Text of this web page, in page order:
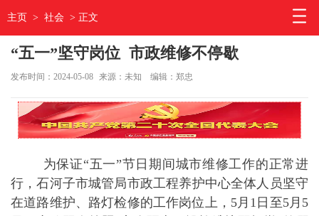
主页 > 社会 > 正文
“五一”坚守岗位 市政维修不停歇
发布时间：2024-05-08 来源：未知 编辑：郑忠
为保证“五一”节日期间城市维修工作的正常进
行，石河子市城管局市政工程养护中心全体人员坚守
在道路维护、路灯检修的工作岗位上，5月1日至5月5